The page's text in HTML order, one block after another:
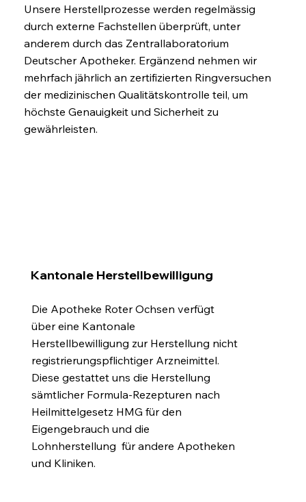
Unsere Herstellprozesse werden regelmässig
durch externe Fachstellen überprüft, unter
anderem durch das Zentrallaboratorium
Deutscher Apotheker. Ergänzend nehmen wir
mehrfach jährlich an zertifizierten Ringversuchen
der medizinischen Qualitätskontrolle teil, um
höchste Genauigkeit und Sicherheit zu
gewährleisten.
Kantonale Herstellbewilligung
Die Apotheke Roter Ochsen verfügt
über eine Kantonale
Herstellbewilligung zur Herstellung nicht
registrierungspflichtiger Arzneimittel.
Diese gestattet uns die Herstellung
sämtlicher Formula-Rezepturen nach
Heilmittelgesetz HMG für den
Eigengebrauch und die
Lohnherstellung für andere Apotheken
und Kliniken.